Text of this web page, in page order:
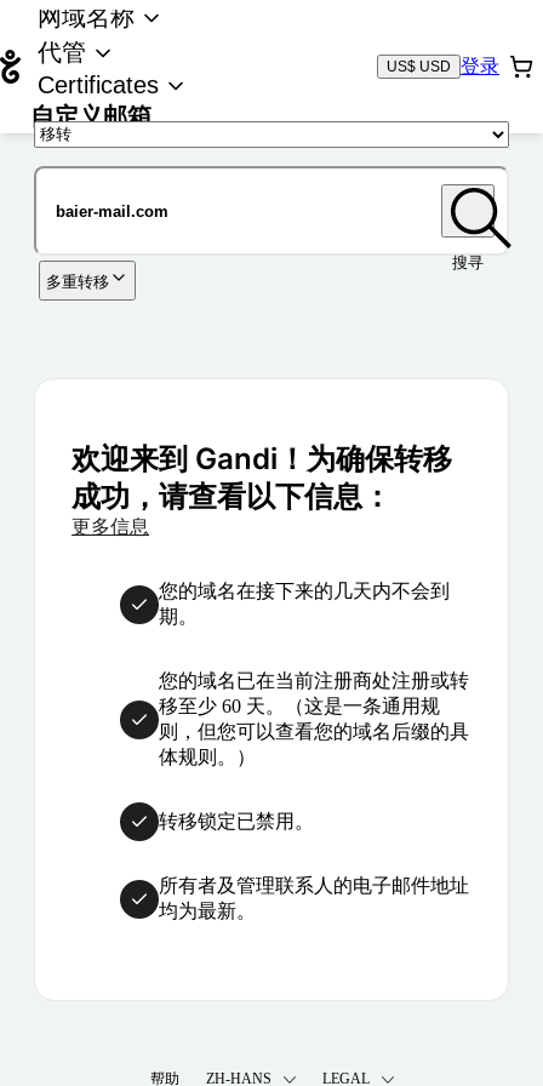
网域名称
代管
Certificates
自定义邮箱
US$ USD 登录
搜寻
多重转移
欢迎来到 Gandi！为确保转移
成功，请查看以下信息：
更多信息
您的域名在接下来的几天内不会到
期。
您的域名已在当前注册商处注册或转
移至少 60 天。（这是一条通用规
则，但您可以查看您的域名后缀的具
体规则。）
转移锁定已禁用。
所有者及管理联系人的电子邮件地址
均为最新。
帮助 ZH-HANS LEGAL